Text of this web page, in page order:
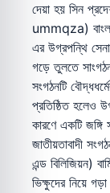
দেয়া হয় সিন
ummqza)
এর উগ্রপন্থি
গড়ে তুলতে
সংগঠনটি
প্রতিষ্ঠিত হলেও
কারণে একটি জঙ্গি
জাতীয়তাবাদী
এন্ড বিলিজিয়ন)
ভিক্ষুদের নিয়ে